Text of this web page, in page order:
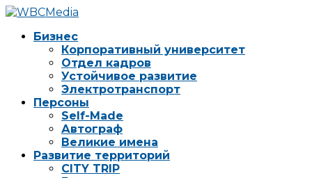
Бизнес
Корпоративный университет
Отдел кадров
Устойчивое развитие
Электротранспорт
Персоны
Self-Made
Автограф
Великие имена
Развитие территорий
CITY TRIP